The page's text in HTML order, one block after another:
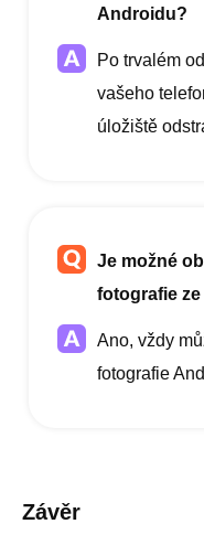
Androidu?
Po trvalém
vašeho
úložiště
Je možné
fotografie
Ano, vždy
fotografie
Závěr